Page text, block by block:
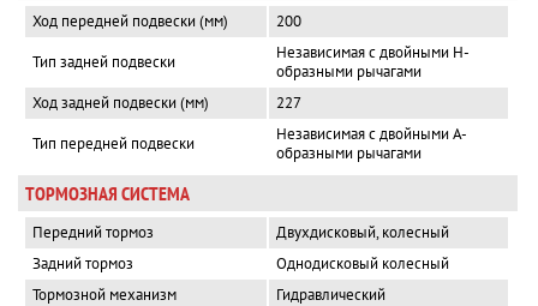
Ход передней подвески (мм)
200
Тип задней подвески
Независимая с двойными Н-
образными рычагами
Ход задней подвески (мм)
227
Тип передней подвески
Независимая с двойными А-
образными рычагами
ТОРМОЗНАЯ СИСТЕМА
Передний тормоз
Двухдисковый, колесный
Задний тормоз
Однодисковый колесный
Тормозной механизм
Гидравлический